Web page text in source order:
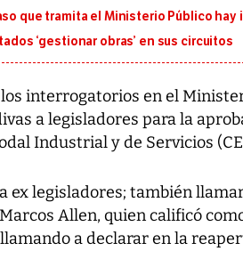
que tramita el Ministerio Público hay
‘gestionar obras’ en sus circuitos
interrogatorios en el
a legisladores para la
Industrial y de Servicios
ex legisladores; también
Allen, quien calificó
a declarar en la